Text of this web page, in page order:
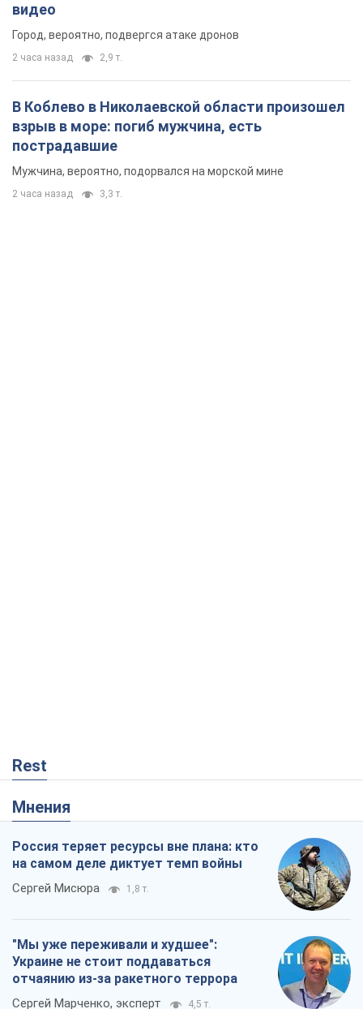
видео
Город, вероятно, подвергся атаке дронов
2 часа назад 2,9 т.
В Коблево в Николаевской области произошел
взрыв в море: погиб мужчина, есть
пострадавшие
Мужчина, вероятно, подорвался на морской мине
2 часа назад 3,3 т.
Rest
Мнения
Россия теряет ресурсы вне плана: кто
на самом деле диктует темп войны
Сергей Мисюра 1,8 т.
"Мы уже переживали и худшее":
Украине не стоит поддаваться
отчаянию из-за ракетного террора
Сергей Марченко, эксперт 4,5 т.